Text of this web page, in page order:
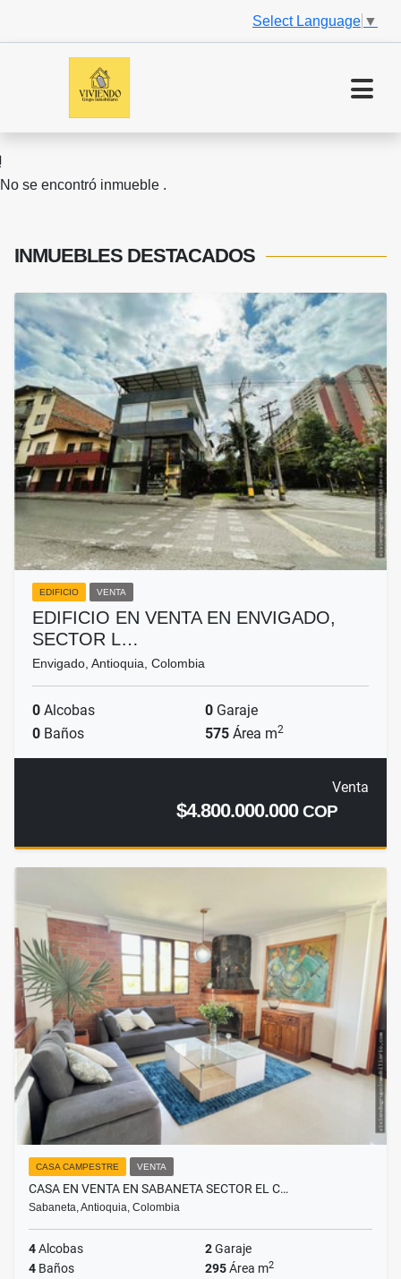
Select Language ▼
No se encontró inmueble .
INMUEBLES DESTACADOS
EDIFICIO VENTA
EDIFICIO EN VENTA EN ENVIGADO,
SECTOR L…
Envigado, Antioquia, Colombia
0 Alcobas 0 Garaje
0 Baños 575 Área m2
Venta
$4.800.000.000COP
CASA CAMPESTRE VENTA
CASA EN VENTA EN SABANETA SECTOR EL C…
Sabaneta, Antioquia, Colombia
4Alcobas 2Garaje
4 Baños 295Área m2